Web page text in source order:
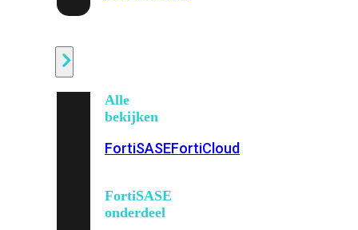
Alle
bekijken
FortiSASEFortiCloud
FortiSASE
onderdeel